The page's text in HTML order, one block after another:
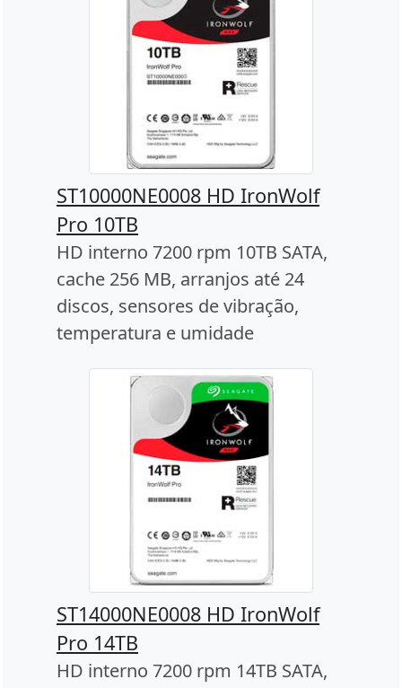
ST10000NE0008 HD IronWolf
Pro 10TB
HD interno 7200 rpm 10TB SATA,
cache 256 MB, arranjos até 24
discos, sensores de vibração,
temperatura e umidade
ST14000NE0008 HD IronWolf
Pro 14TB
HD interno 7200 rpm 14TB SATA,